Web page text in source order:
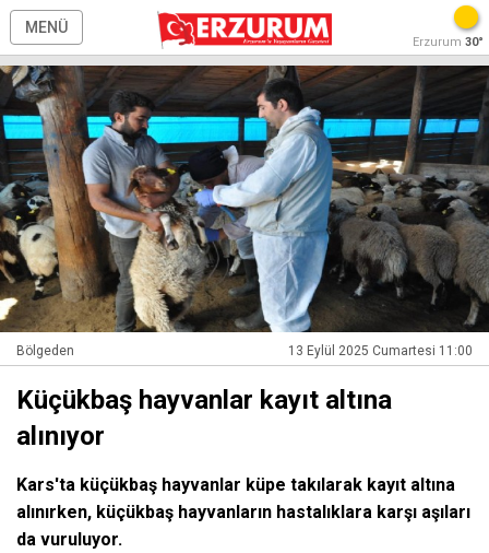
MENÜ
Erzurum 30°
Bölgeden 13 Eylül 2025 Cumartesi 11:00
Küçükbaş hayvanlar kayıt altına
alınıyor
Kars'ta küçükbaş hayvanlar küpe takılarak kayıt altına
alınırken, küçükbaş hayvanların hastalıklara karşı aşıları
da vuruluyor.